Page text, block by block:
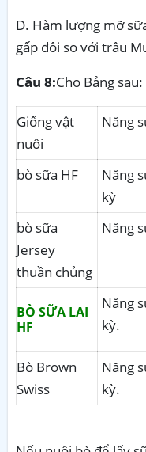
D. Hàm lượng mỡ
gấp đôi so với trâu
Câu 8:Cho Bảng sau:
Giống vật
nuôi
Năng
bò sữa HF
Năng
kỳ
bò sữa
Jersey
thuần chủng
Năng
BÒ SỮA LAI
HF
Năng
kỳ.
Bò Brown
Swiss
Năng
kỳ.